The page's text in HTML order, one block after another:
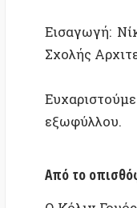
Από το
Ο Κόλιν
αιώνα. Άφησε
Το παρόν